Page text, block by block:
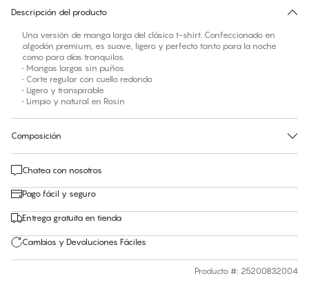
Descripción del producto
Una versión de manga larga del clásico t-shirt. Confeccionado en
algodón premium, es suave, ligero y perfecto tanto para la noche
como para días tranquilos.
• Mangas largas sin puños
• Corte regular con cuello redondo
• Ligero y transpirable
• Limpio y natural en Rosin
Composición
Chatea con nosotros
Pago fácil y seguro
Entrega gratuita en tienda
Cambios y Devoluciones Fáciles
Producto #: 25200832004